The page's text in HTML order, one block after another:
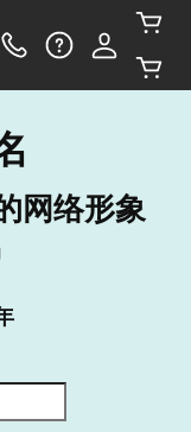
网络形象